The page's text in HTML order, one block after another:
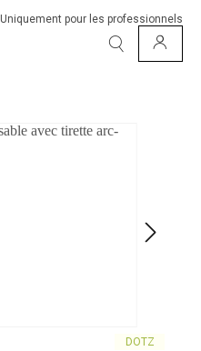
Uniquement pour les professionnels
DOTZ